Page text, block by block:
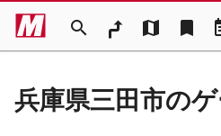
search map bookmark
兵庫県三田市の